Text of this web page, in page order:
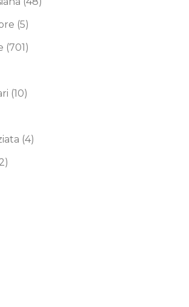
(5)
(701)
(10)
(4)